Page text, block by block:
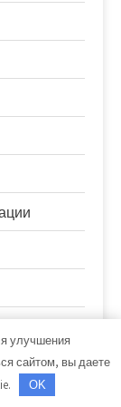
улучшения
сайтом, вы даете
OK